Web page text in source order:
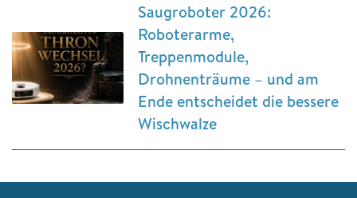
Saugroboter 2026:
Roboterarme,
Treppenmodule,
Drohnenträume – und am
Ende entscheidet die bessere
Wischwalze